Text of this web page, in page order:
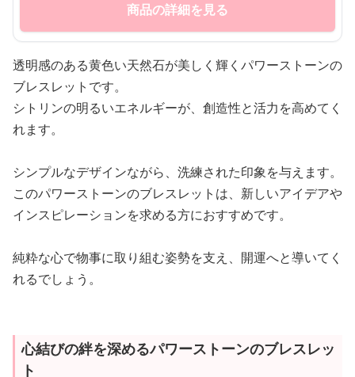
商品の詳細を見る
透明感のある黄色い天然石が美しく輝くパワーストーンの
ブレスレットです。
シトリンの明るいエネルギーが、創造性と活力を高めてく
れます。
シンプルなデザインながら、洗練された印象を与えます。
このパワーストーンのブレスレットは、新しいアイデアや
インスピレーションを求める方におすすめです。
純粋な心で物事に取り組む姿勢を支え、開運へと導いてく
れるでしょう。
心結びの絆を深めるパワーストーンのブレスレッ
ト